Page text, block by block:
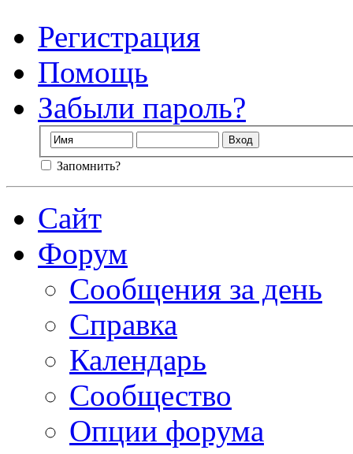
Регистрация
Помощь
Забыли пароль?
Запомнить?
Сайт
Форум
Сообщения за день
Справка
Календарь
Сообщество
Опции форума